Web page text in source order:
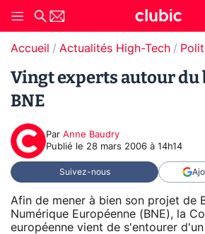
Accueil Actualités High-Tech
Vingt experts autour du
BNE
Par Anne Baudry
Publié le 28 mars 2006 à 14h14
Suivez-nous
Afin de mener à bien son projet de
Numérique Européenne (BNE), la
européenne vient de s'entourer